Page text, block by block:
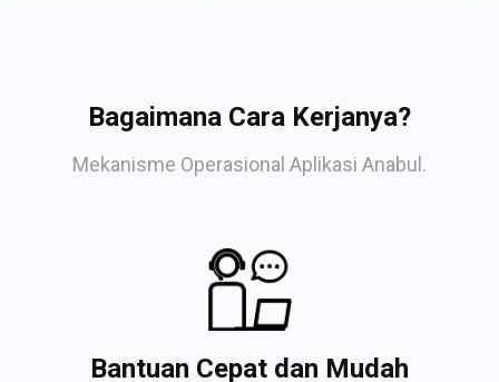
Bagaimana Cara Kerjanya?
Mekanisme Operasional Aplikasi Anabul.
Bantuan Cepat dan Mudah